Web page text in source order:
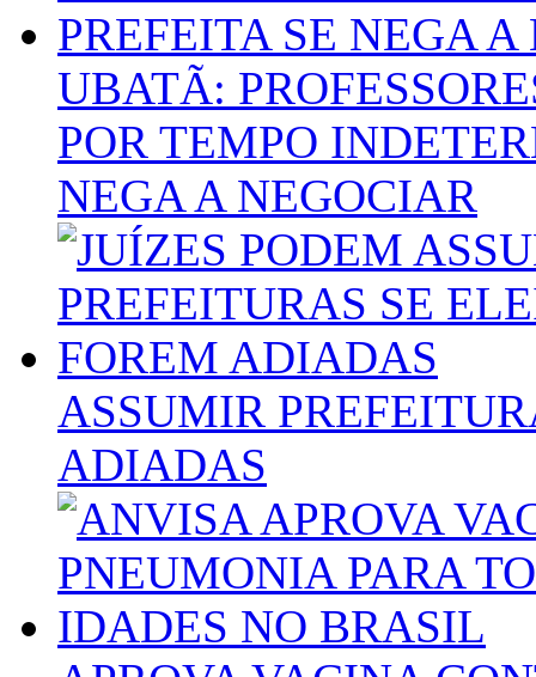
UBATÃ:
POR TEMPO
NEGA A NEGOCIAR
ASSUMIR
ADIADAS